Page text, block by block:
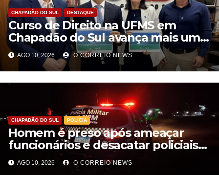
CHAPADÃO DO SUL DESTAQUE
Curso de Direito na UFMS em
Chapadão do Sul avança mais uma
etapa com parecer favorável da
OAB Nacional
AGO 10, 2026 O CORREIO NEWS
CHAPADÃO DO SUL POLÍCIA
Homem é preso após ameaçar
funcionários e desacatar policiais
em Chapadão do Sul
AGO 10, 2026 O CORREIO NEWS